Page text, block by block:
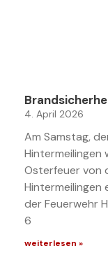
4. April 2026
Am Samstag,
Hintermeilingen
Osterfeuer von
Hintermeilingen
der Feuerwehr
6
weiterlesen »